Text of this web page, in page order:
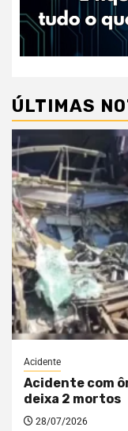
ÚLTIMAS
Acidente
Acidente com
deixa 2 mortos
28/07/2026